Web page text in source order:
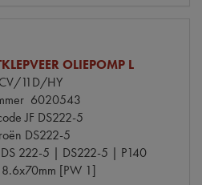
OLIEPOMP L
11D/HY
6020543
JF DS222-5
DS222-5
DS 222-5 | DS222-5 | P140
8.6x70mm [PW 1]